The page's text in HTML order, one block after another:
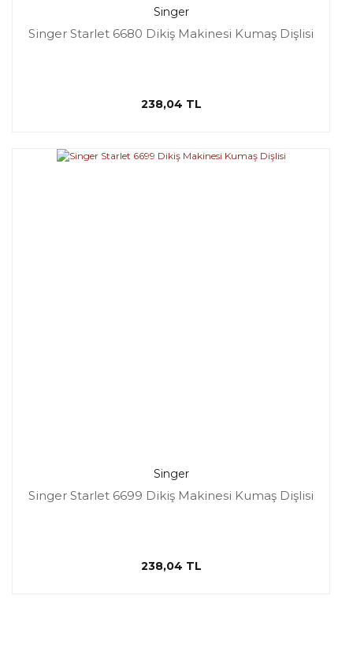
Singer
Singer Starlet 6680 Dikiş Makinesi Kumaş Dişlisi
238,04 TL
Singer
Singer Starlet 6699 Dikiş Makinesi Kumaş Dişlisi
238,04 TL